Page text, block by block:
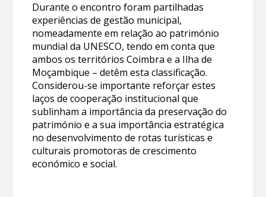
Durante o encontro foram partilhadas
experiências de gestão municipal,
nomeadamente em relação ao património
mundial da UNESCO, tendo em conta que
ambos os territórios Coimbra e a Ilha de
Moçambique – detêm esta classificação.
Considerou-se importante reforçar estes
laços de cooperação institucional que
sublinham a importância da preservação do
património e a sua importância estratégica
no desenvolvimento de rotas turísticas e
culturais promotoras de crescimento
económico e social.